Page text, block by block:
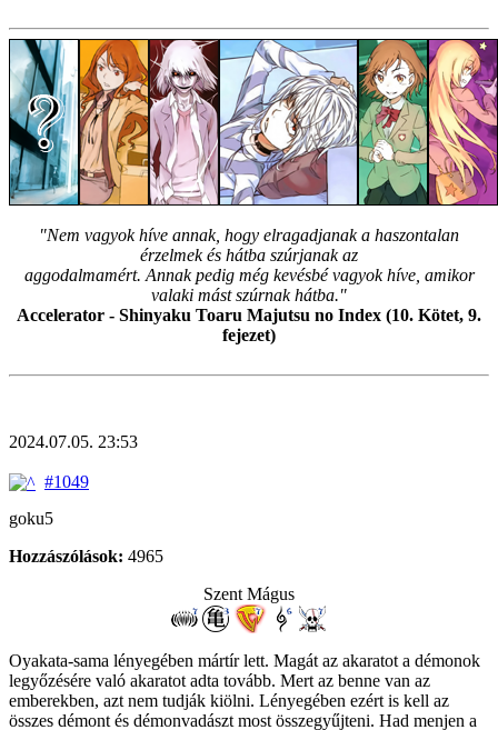
"Nem vagyok híve annak, hogy elragadjanak a haszontalan
érzelmek és hátba szúrjanak az
aggodalmamért. Annak pedig még kevésbé vagyok híve, amikor
valaki mást szúrnak hátba."
Accelerator - Shinyaku Toaru Majutsu no Index (10. Kötet, 9.
fejezet)
2024.07.05. 23:53
#1049
goku5
Hozzászólások: 4965
Szent Mágus
Oyakata-sama lényegében mártír lett. Magát az akaratot a démonok
legyőzésére való akaratot adta tovább. Mert az benne van az
emberekben, azt nem tudják kiölni. Lényegében ezért is kell az
összes démont és démonvadászt most összegyűjteni. Had menjen a